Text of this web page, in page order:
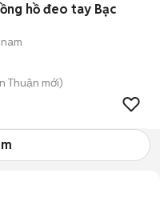
hồ đeo tay Bạc
Thuận mới)